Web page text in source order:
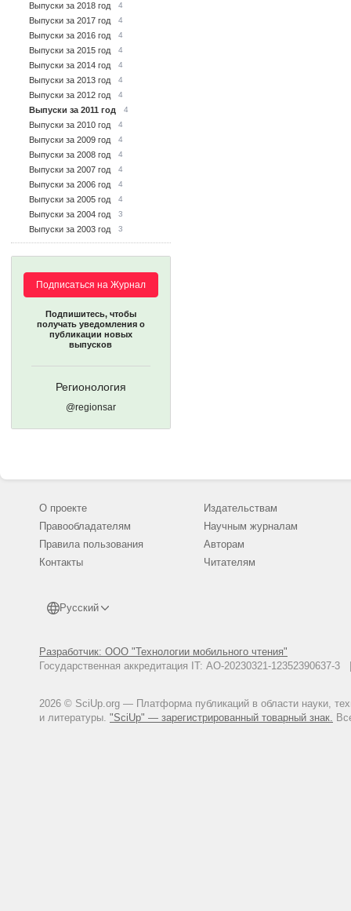
Выпуски за 2018 год 4
Выпуски за 2017 год 4
Выпуски за 2016 год 4
Выпуски за 2015 год 4
Выпуски за 2014 год 4
Выпуски за 2013 год 4
Выпуски за 2012 год 4
Выпуски за 2011 год 4
Выпуски за 2010 год 4
Выпуски за 2009 год 4
Выпуски за 2008 год 4
Выпуски за 2007 год 4
Выпуски за 2006 год 4
Выпуски за 2005 год 4
Выпуски за 2004 год 3
Выпуски за 2003 год 3
Подписаться на Журнал
Подпишитесь, чтобы
получать уведомления о
публикации новых
выпусков
Регионология
@regionsar
О проекте
Правообладателям
Правила пользования
Контакты
Русский
Разработчик: ООО "Технологии мобильного чтения"
Государственная аккредитация IT: АО-20230321-
2026 © SciUp.org — Платформа публикаций в области науки,
и литературы. "SciUp" — зарегистрированный товарный знак.
Издательствам
Научным журналам
Авторам
Читателям